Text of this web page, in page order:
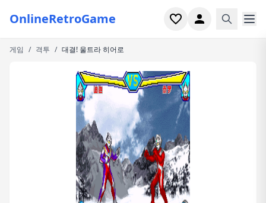
OnlineRetroGame
홈
게임 / 격투 / 대결! 울트라 히어로